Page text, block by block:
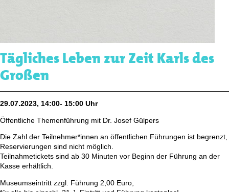
Tägliches Leben zur Zeit Karls des
Großen
29.07.2023, 14:00- 15:00 Uhr
Öffentliche Themenführung mit Dr. Josef Gülpers
Die Zahl der Teilnehmer*innen an öffentlichen Führungen ist begrenzt,
Reservierungen sind nicht möglich.
Teilnahmetickets sind ab 30 Minuten vor Beginn der Führung an der
Kasse erhältlich.
Museumseintritt zzgl. Führung 2,00 Euro,